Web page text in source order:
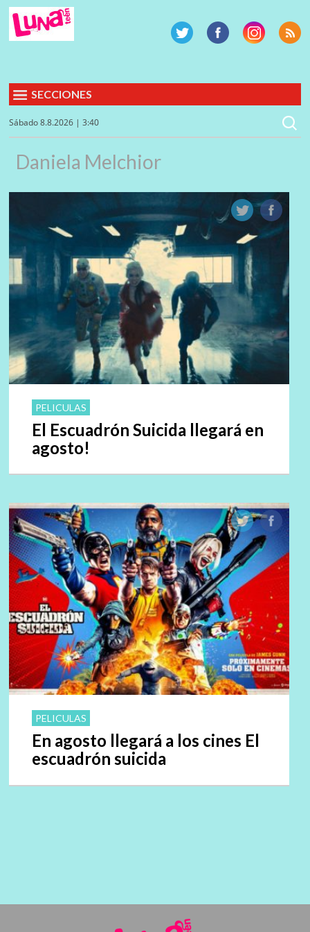
SECCIONES
Sábado 8.8.2026 | 3:40
Daniela Melchior
PELICULAS
El Escuadrón Suicida llegará en
agosto!
PELICULAS
En agosto llegará a los cines El
escuadrón suicida